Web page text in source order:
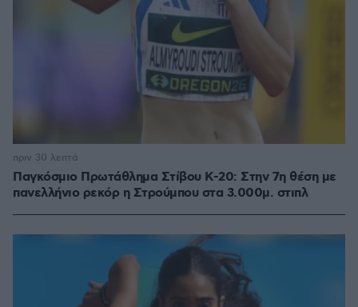
Παγκόσμιο Πρωτάθλημα Στίβου Κ-20: Στην 7η θέση με
πανελλήνιο ρεκόρ η Στρούμπου στα 3.000μ. στιπλ
πριν 30 λεπτά